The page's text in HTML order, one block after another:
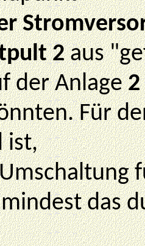
2aus
der Anlage
Für
ist,
das